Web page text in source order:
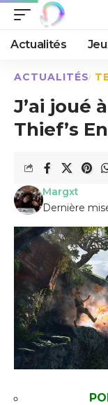
Actualités
ACTUALITÉS
J’ai joué
Thief’s
Dernière
Margxt